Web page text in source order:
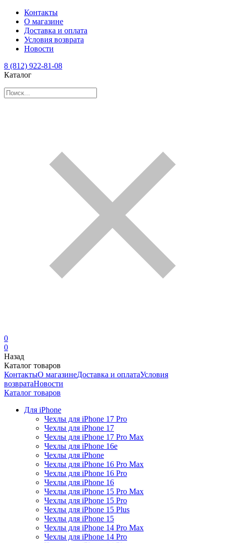
Контакты
О магазине
Доставка и оплата
Условия возврата
Новости
8 (812) 922-81-08
Каталог
0
0
Назад
Каталог товаров
КонтактыО магазинеДоставка и оплатаУсловия
возвратаНовости
Каталог товаров
Для iPhone
Чехлы для iPhone 17 Pro
Чехлы для iPhone 17
Чехлы для iPhone 17 Pro Max
Чехлы для iPhone 16e
Чехлы для iPhone
Чехлы для iPhone 16 Pro Max
Чехлы для iPhone 16 Pro
Чехлы для iPhone 16
Чехлы для iPhone 15 Pro Max
Чехлы для iPhone 15 Pro
Чехлы для iPhone 15 Plus
Чехлы для iPhone 15
Чехлы для iPhone 14 Pro Max
Чехлы для iPhone 14 Pro